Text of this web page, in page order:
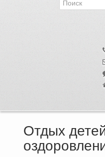
Об Управлении
Муниципальная
Информационные
Закупки для
Использование
Отдых